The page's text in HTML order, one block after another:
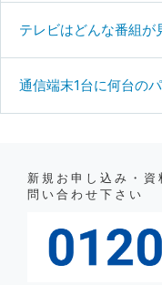
テレビはどんな番組が
通信端末1台に何台の
新規お申し込み・
問い合わせ下さい